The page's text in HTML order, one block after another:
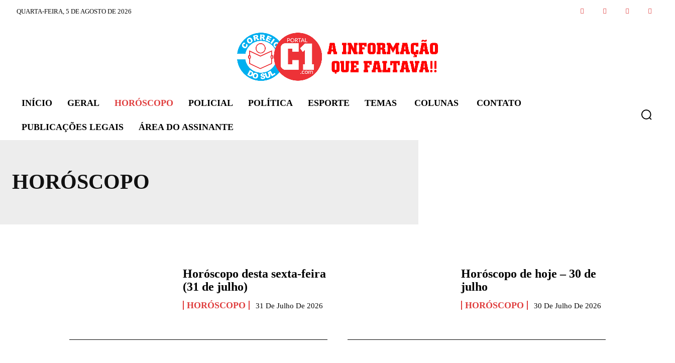
QUARTA-FEIRA, 5 DE AGOSTO DE 2026
INÍCIO GERAL HORÓSCOPO POLICIAL POLÍTICA ESPORTE TEMAS COLUNAS CONTATO
PUBLICAÇÕES LEGAIS ÁREA DO ASSINANTE
HORÓSCOPO
Horóscopo desta sexta-feira
(31 de julho)
HORÓSCOPO 31 De Julho De 2026
Horóscopo de hoje – 30 de
julho
HORÓSCOPO 30 De Julho De 2026